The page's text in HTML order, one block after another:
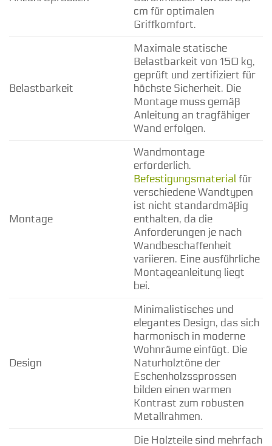
cm für optimalen
Griffkomfort.
Belastbarkeit
Maximale statische
Belastbarkeit von 150 kg,
geprüft und zertifiziert für
höchste Sicherheit. Die
Montage muss gemäß
Anleitung an tragfähiger
Wand erfolgen.
Montage
Wandmontage
erforderlich.
Befestigungsmaterialfür
verschiedene Wandtypen
ist nicht standardmäßig
enthalten, da die
Anforderungen je nach
Wandbeschaffenheit
variieren. Eine ausführliche
Montageanleitung liegt
bei.
Design
Minimalistisches und
elegantes Design, das sich
harmonisch in moderne
Wohnräume einfügt. Die
Naturholztöne der
Eschenholzssprossen
bilden einen warmen
Kontrast zum robusten
Metallrahmen.
Die Holzteile sind mehrfach